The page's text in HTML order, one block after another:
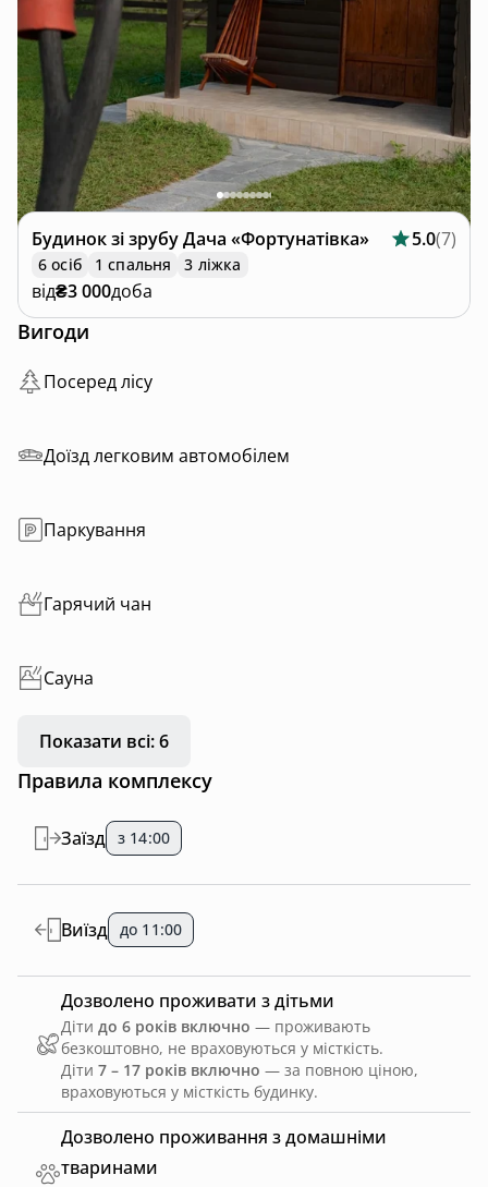
Будинок зі зрубуДача «Фортунатівка» 5.0(7)
6 осіб 1 спальня 3 ліжка
від₴3 000доба
Вигоди
Посеред лісу
Доїзд легковим автомобілем
Паркування
Гарячий чан
Сауна
Показати всі: 6
Правила комплексу
Дозволено проживання з домашніми
тваринами
Заїзд з 14:00
Виїзд до 11:00
Дозволено проживати з дітьми
Діти до 6 років включно — проживають
безкоштовно, не враховуються у місткість.
Діти 7 – 17 років включно — за повною ціною,
враховуються у місткість будинку.